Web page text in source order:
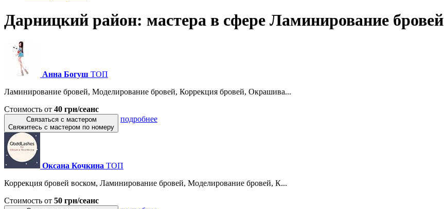
Дарницкий район: мастера в сфере Ламинирование бровей
Анна Богуш ТОП
Ламинирование бровей, Моделирование бровей, Коррекция бровей, Окрашива...
Стоимость от 40 грн/сеанс
Связаться с мастером
Свяжитесь с мастером по номеру
подробнее
Оксана Кочкина ТОП
Коррекция бровей воском, Ламинирование бровей, Моделирование бровей, К...
Стоимость от 50 грн/сеанс